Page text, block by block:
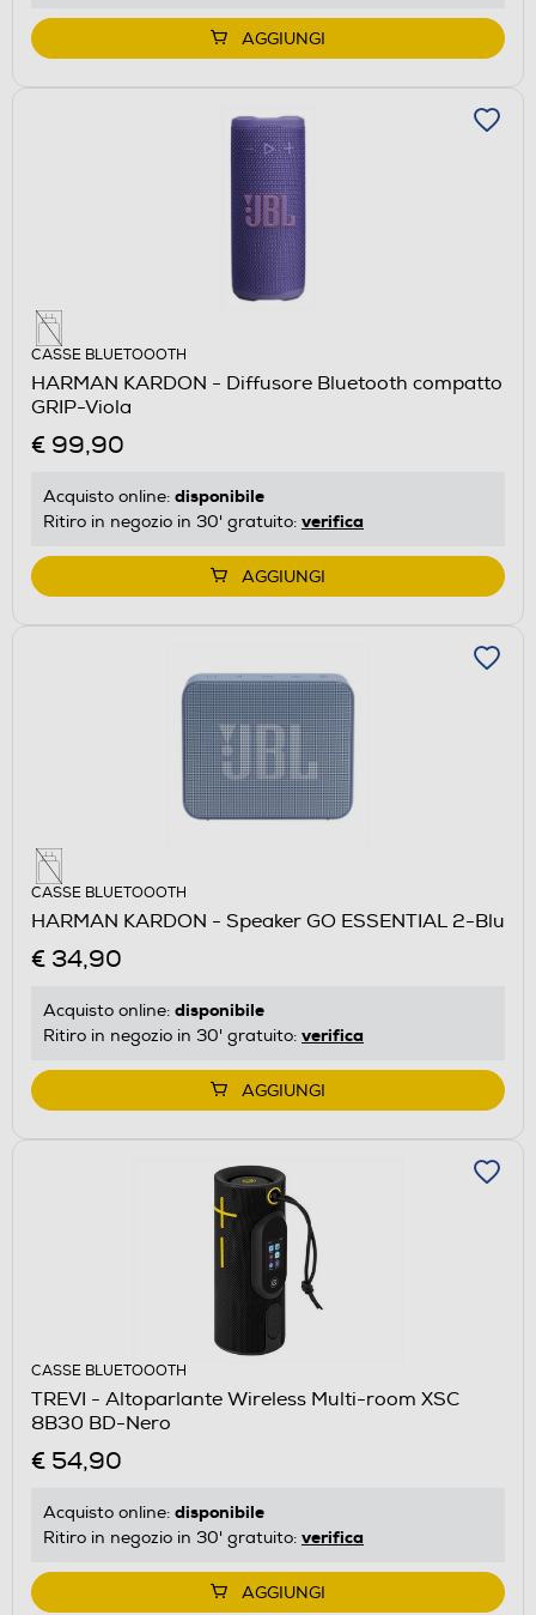
AGGIUNGI
CASSE BLUETOOOTH
HARMAN KARDON - Diffusore Bluetooth compatto
GRIP-Viola
€ 99,90
Acquisto online: disponibile
Ritiro in negozio in 30' gratuito: verifica
AGGIUNGI
CASSE BLUETOOOTH
HARMAN KARDON - Speaker GO ESSENTIAL 2-Blu
€ 34,90
Acquisto online: disponibile
Ritiro in negozio in 30' gratuito: verifica
AGGIUNGI
CASSE BLUETOOOTH
TREVI - Altoparlante Wireless Multi-room XSC
8B30 BD-Nero
€ 54,90
Acquisto online: disponibile
Ritiro in negozio in 30' gratuito: verifica
AGGIUNGI